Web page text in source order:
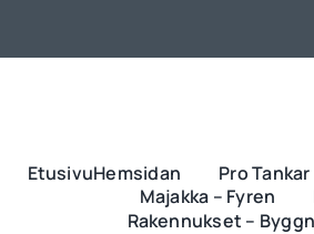
EtusivuHemsidan Pro Tankar
Majakka – Fyren
Rakennukset –